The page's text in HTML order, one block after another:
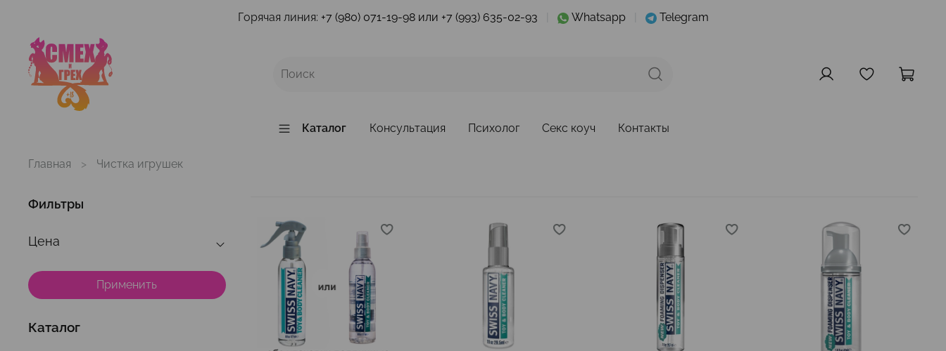
Горячая линия: +7 (980) 071-19-98 или +7 (993) 635-02-93 Whatsapp Telegram
Каталог Консультация Психолог Секс коуч Контакты
Главная Чистка игрушек
Фильтры
Цена
Применить
Каталог